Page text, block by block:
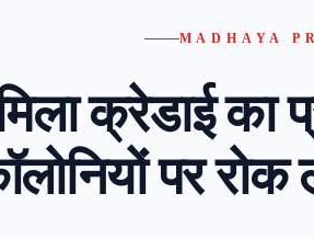
MADHAYA
क्रेडाई का
पर रोक